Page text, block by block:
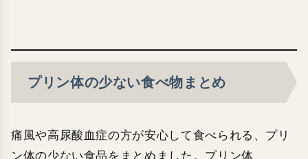
プリン体の少ない食べ物まとめ
痛風や高尿酸血症の方が安心して食べられる、プリ
ン体の少ない食品をまとめました。プリン体